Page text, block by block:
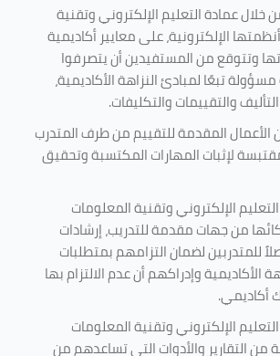
عمادة التعليم الإلكتروني وتقنية
الإلكترونية، على معايير أكاديمية
وتتوقع من المستفيدين أن يتصرفوا
تبعًا لمبادئ النزاهة الأكاديمية،
والتقييمات والتكليفات.
المقدمة للتقييم من طرف المتدرب
مقتبسة لإثبات المهارات المكتسبة وتحقيق
الإلكتروني وتقنية المعلومات
من جهات مقدمة للتدريب، إرشادات
للمتدربين لضمان التزامهم بمتطلبات
الأكاديمية وإدراكهم أن عدم الالتزام بها
الإلكتروني وتقنية المعلومات
من التقارير والأدوات التي تساعدهم من